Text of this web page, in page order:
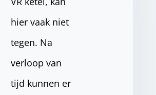
hier vaak niet
tegen. Na
verloop van
tijd kunnen er